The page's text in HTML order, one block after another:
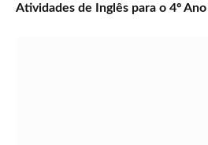
Atividades de Inglês para o 4º